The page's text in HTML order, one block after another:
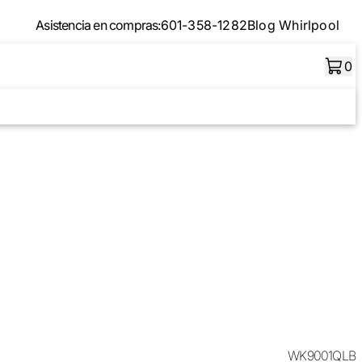
Asistencia en compras:601-358-1282Blog Whirlpool
0
WK9001QLB